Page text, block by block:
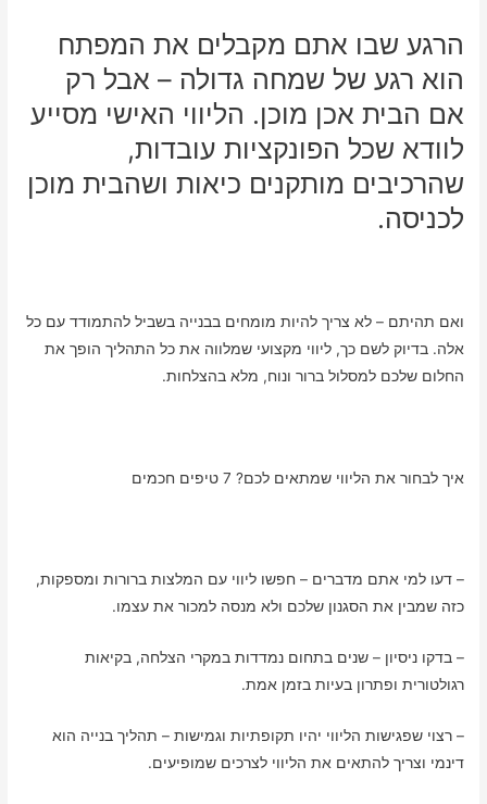
הרגע שבו אתם מקבלים את המפתח
הוא רגע של שמחה גדולה – אבל רק
אם הבית אכן מוכן. הליווי האישי מסייע
לוודא שכל הפונקציות עובדות,
שהרכיבים מותקנים כיאות ושהבית מוכן
לכניסה.
ואם תהיתם – לא צריך להיות מומחים בבנייה בשביל להתמודד עם כל
אלה. בדיוק לשם כך, ליווי מקצועי שמלווה את כל התהליך הופך את
החלום שלכם למסלול ברור ונוח, מלא בהצלחות.
איך לבחור את הליווי שמתאים לכם? 7 טיפים חכמים
– דעו למי אתם מדברים – חפשו ליווי עם המלצות ברורות ומספקות,
כזה שמבין את הסגנון שלכם ולא מנסה למכור את עצמו.
– בדקו ניסיון – שנים בתחום נמדדות במקרי הצלחה, בקיאות
רגולטורית ופתרון בעיות בזמן אמת.
– רצוי שפגישות הליווי יהיו תקופתיות וגמישות – תהליך בנייה הוא
דינמי וצריך להתאים את הליווי לצרכים שמופיעים.